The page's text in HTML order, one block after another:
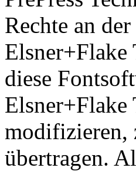
Rechte an
diese
Elsner+Flake
modifizieren,
übertragen.